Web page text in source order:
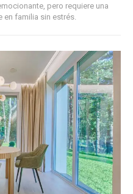
pero requiere una
familia sin estrés.